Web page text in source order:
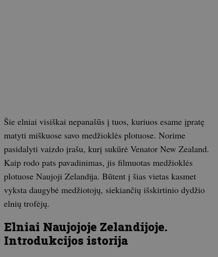
Šie elniai visiškai nepanašūs į tuos, kuriuos esame įpratę
matyti miškuose savo medžioklės plotuose. Norime
pasidalyti vaizdo įrašu, kurį sukūrė Venator New Zealand.
Kaip rodo pats pavadinimas, jis filmuotas medžioklės
plotuose Naujoji Zelandija. Būtent į šias vietas kasmet
vyksta daugybė medžiotojų, siekiančių išskirtinio dydžio
elnių trofėjų.
Elniai Naujojoje Zelandijoje.
Introdukcijos istorija